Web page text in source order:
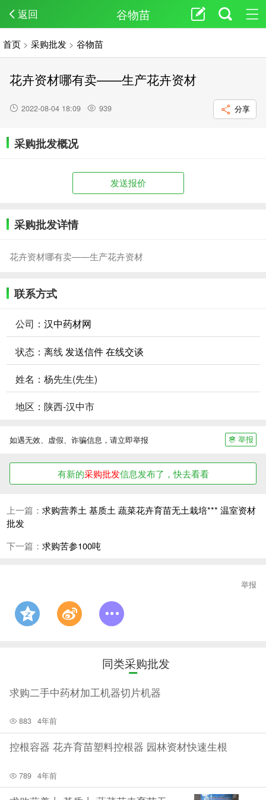
返回 谷物苗
首页 >采购批发 >谷物苗
花卉资材哪有卖——生产花卉资材
2022-08-04 18:09 939 分享
采购批发概况
发送报价
采购批发详情
花卉资材哪有卖——生产花卉资材
联系方式
公司：汉中药材网
状态：离线 发送信件在线交谈
姓名：杨先生(先生)
地区：陕西-汉中市
如遇无效、虚假、诈骗信息，请立即举报 举报
有新的采购批发信息发布了，快去看看
上一篇： 求购营养土 基质土 蔬菜花卉育苗无土栽培*** 温室资材
批发
下一篇： 求购苦参100吨
举报
同类采购批发
求购二手中药材加工机器切片机器
883 4年前
控根容器 花卉育苗塑料控根器 园林资材快速生根
789 4年前